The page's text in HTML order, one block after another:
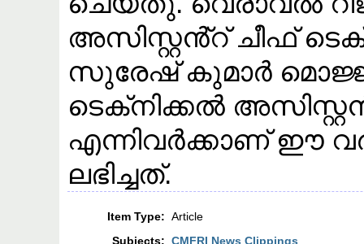
അസിസ്റ്റൻ്റ് ചീഫ്
സുരേഷ് കുമാർ
ടെക്‌നിക്കൽ
എന്നിവർക്കാണ് ഈ
ലഭിച്ചത്.
Item Type: Article
Subjects: CMFRI News Clippings